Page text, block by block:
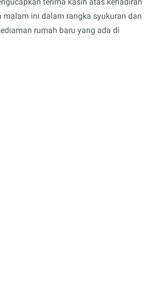
terima kasih atas kehadiran
malam ini dalam rangka syukuran dan
rumah baru yang ada di